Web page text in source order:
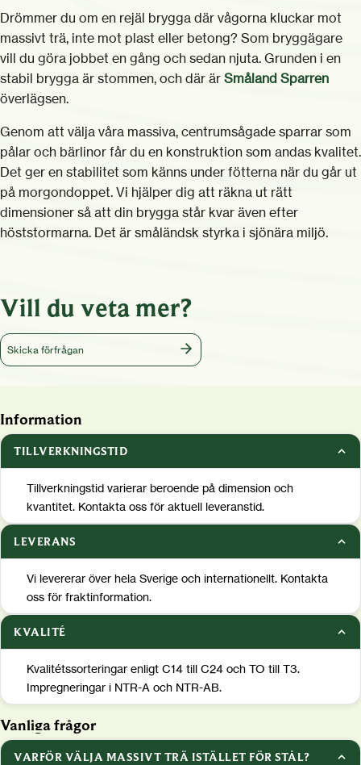
Drömmer du om en rejäl brygga där vågorna kluckar mot
massivt trä, inte mot plast eller betong? Som bryggägare
vill du göra jobbet en gång och sedan njuta. Grunden i en
stabil brygga är stommen, och där är Småland Sparren
överlägsen.
Genom att välja våra massiva, centrumsågade sparrar som
pålar och bärlinor får du en konstruktion som andas kvalitet.
Det ger en stabilitet som känns under fötterna när du går ut
på morgondoppet. Vi hjälper dig att räkna ut rätt
dimensioner så att din brygga står kvar även efter
höststormarna. Det är småländsk styrka i sjönära miljö.
Vill du veta mer?
Skicka förfrågan
Information
TILLVERKNINGSTID
Tillverkningstid varierar beroende på dimension och
kvantitet. Kontakta oss för aktuell leveranstid.
LEVERANS
Vi levererar över hela Sverige och internationellt. Kontakta
oss för fraktinformation.
KVALITÉ
Kvalitétssorteringar enligt C14 till C24 och TO till T3.
Impregneringar i NTR-A och NTR-AB.
Vanliga frågor
VARFÖR VÄLJA MASSIVT TRÄ ISTÄLLET FÖR STÅL?